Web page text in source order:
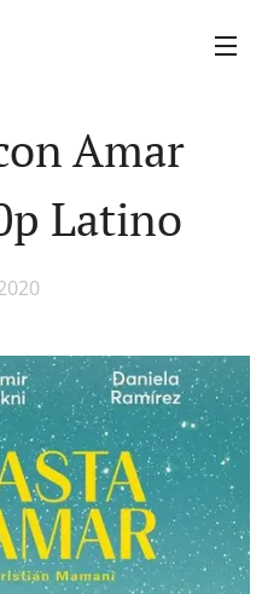
Amar
Latino